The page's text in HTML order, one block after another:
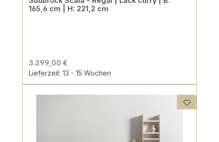
165,6 cm | H: 221,2 cm
3.299,00 €
Lieferzeit: 13 - 15 Wochen